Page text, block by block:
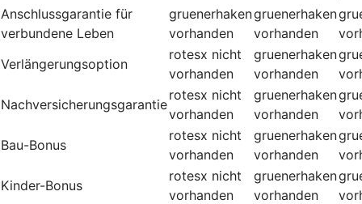
Anschlussgarantie für
verbundene Leben
gruenerhaken
vorhanden
gruenerhaken
vorhanden
Verlängerungsoption
rotesx nicht
vorhanden
gruenerhaken
vorhanden
Nachversicherungsgarantie
rotesx nicht
vorhanden
gruenerhaken
vorhanden
Bau-Bonus
rotesx nicht
vorhanden
gruenerhaken
vorhanden
Kinder-Bonus
rotesx nicht
vorhanden
gruenerhaken
vorhanden